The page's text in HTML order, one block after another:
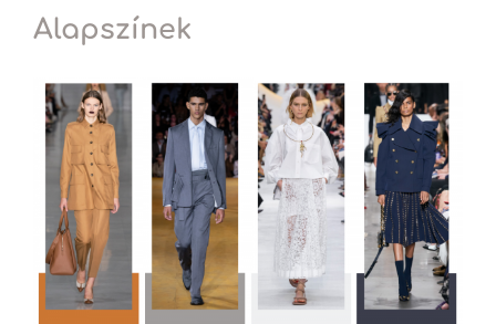
Alapszínek